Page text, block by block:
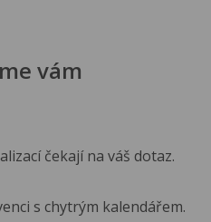
vám
čekají na váš dotaz.
s chytrým kalendářem.